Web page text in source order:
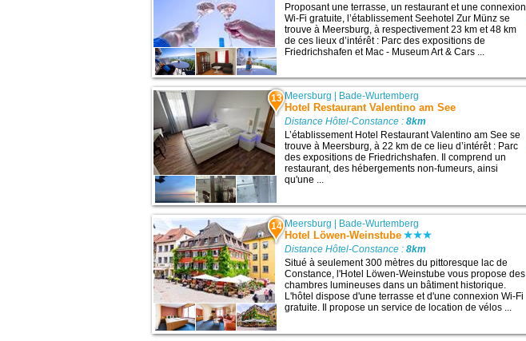
Proposant une terrasse, un restaurant et une connexion
Wi-Fi gratuite, l’établissement Seehotel Zur Münz se
trouve à Meersburg, à respectivement 23 km et 48 km
de ces lieux d’intérêt : Parc des expositions de
Friedrichshafen et Mac - Museum Art & Cars ...
13 Meersburg | Bade-Wurtemberg
Hotel Restaurant Valentino am See
Distance Hôtel-Constance :8km
L’établissement Hotel Restaurant Valentino am See se
trouve à Meersburg, à 22 km de ce lieu d’intérêt : Parc
des expositions de Friedrichshafen. Il comprend un
restaurant, des hébergements non-fumeurs, ainsi
qu'une ...
14 Meersburg Bade-Wurtemberg
Hotel Löwen-Weinstube
Distance Hôtel-Constance :8km
Situé à seulement 300 mètres du pittoresque lac de
Constance, l'Hotel Löwen-Weinstube vous propose des
chambres lumineuses dans un bâtiment historique.
L'hôtel dispose d'une terrasse et d'une connexion Wi-Fi
gratuite. Il propose un service de location de vélos ...